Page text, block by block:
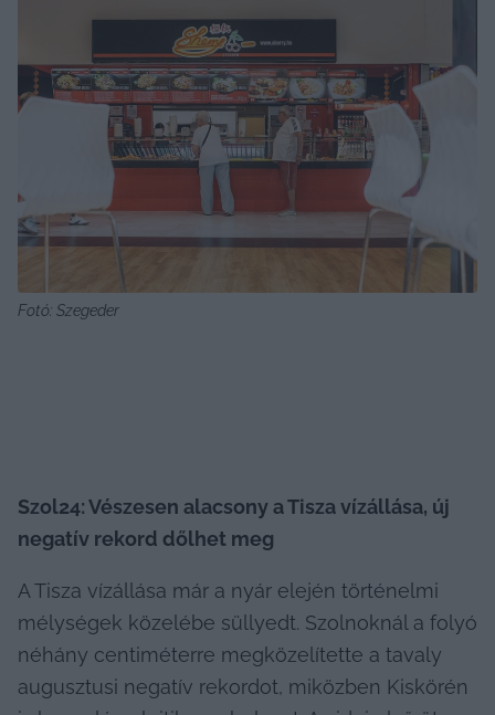
Fotó: Szegeder
Szol24: Vészesen alacsony a Tisza vízállása, új
negatív rekord dőlhet meg
A Tisza vízállása már a nyár elején történelmi
mélységek közelébe süllyedt. Szolnoknál a folyó
néhány centiméterre megközelítette a tavaly
augusztusi negatív rekordot, miközben Kiskörén